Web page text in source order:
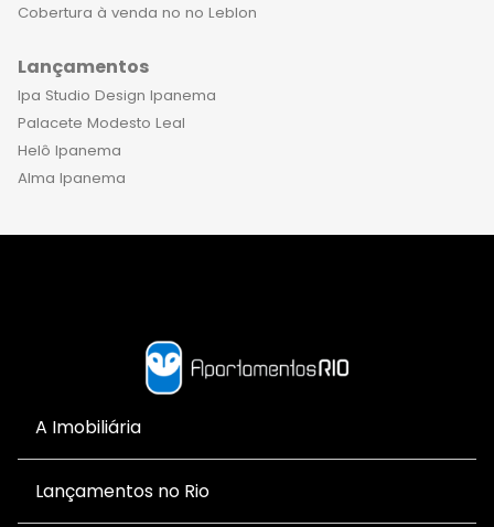
Cobertura à venda no no Leblon
Lançamentos
Ipa Studio Design Ipanema
Palacete Modesto Leal
Helô Ipanema
Alma Ipanema
A Imobiliária
Lançamentos no Rio